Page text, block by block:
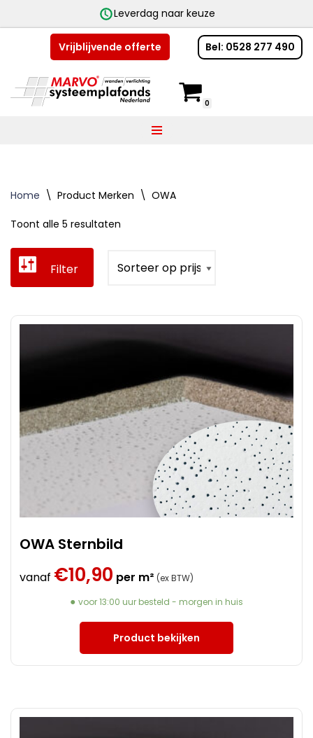
Leverdag naar keuze
naar
Vrijblijvende offerte Bel: 0528 277 490
0
Home \ Product Merken \ OWA
Toont alle 5 resultaten
OWA Sternbild
vanaf €10,90 per m² (ex BTW)
voor 13:00 uur besteld - morgen in huis
Product bekijken